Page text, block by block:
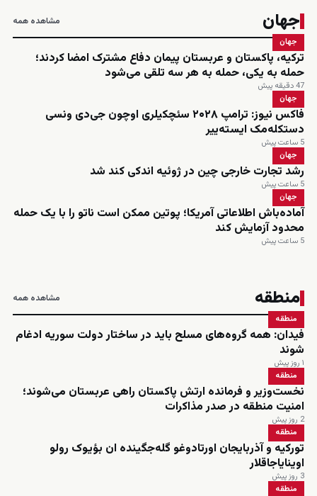
جهان مشاهده همه
جهان
ترکیه، پاکستان و عربستان پیمان دفاع مشترک امضا کردند؛
حمله به یکی، حمله به هر سه تلقی می‌شود
47 دقیقه پیش
جهان
فاکس نیوز: ترامپ ۲۰۲۸ سئچکیلری اوچون جی‌دی ونسی
دستکله‌مک ایسته‌ییر
5 ساعت پیش
جهان
رشد تجارت خارجی چین در ژوئیه اندکی کند شد
5 ساعت پیش
جهان
آماده‌باش اطلاعاتی آمریکا؛ پوتین ممکن است ناتو را با یک حمله
محدود آزمایش کند
5 ساعت پیش
منطقه مشاهده همه
منطقه
فیدان: همه گروه‌های مسلح باید در ساختار دولت سوریه ادغام
شوند
۱ روز پیش
منطقه
نخست‌وزیر و فرمانده ارتش پاکستان راهی عربستان می‌شوند؛
امنیت منطقه در صدر مذاکرات
2 روز پیش
منطقه
تورکیه و آذربایجان اورتادوغو گله‌جگینده ان بؤیوک رولو
اوینایاجاقلار
3 روز پیش
منطقه